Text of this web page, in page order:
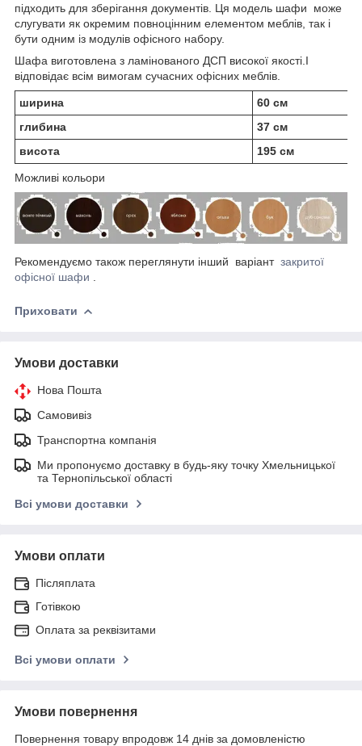
підходить для зберігання документів. Ця модель шафи може
слугувати як окремим повноцінним елементом меблів, так і
бути одним із модулів офісного набору.
Шафа виготовлена з ламінованого ДСП високої якості.І
відповідає всім вимогам сучасних офісних меблів.
ширина
60 см
глибина
37 см
висота
195 см
Можливі кольори
Рекомендуємо також переглянути інший варіант закритої
офісної шафи
Приховати
Умови доставки
Нова Пошта
Самовивіз
Транспортна компанія
Ми пропонуємо доставку в будь-яку точку Хмельницької
та Тернопільської області
Всі умови доставки
Умови оплати
Післяплата
Готівкою
Оплата за реквізитами
Всі умови оплати
Умови повернення
Повернення товару впродовж 14 днів за домовленістю